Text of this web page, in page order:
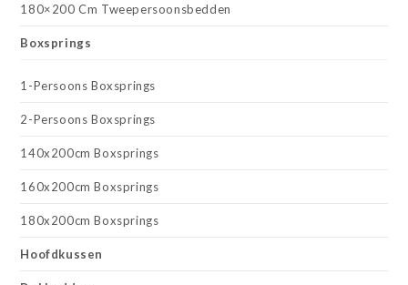
180×200 Cm Tweepersoonsbedden
Boxsprings
1-Persoons Boxsprings
2-Persoons Boxsprings
140x200cm Boxsprings
160x200cm Boxsprings
180x200cm Boxsprings
Hoofdkussen